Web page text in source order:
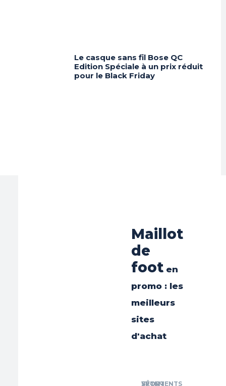
Le casque sans fil Bose QC
Edition Spéciale à un prix réduit
pour le Black Friday
Maillot
de
foot en
promo : les
meilleurs
sites
d'achat
SPORT
SPORT
SPORT
VÊTEMENTS
SPORT
SPORT